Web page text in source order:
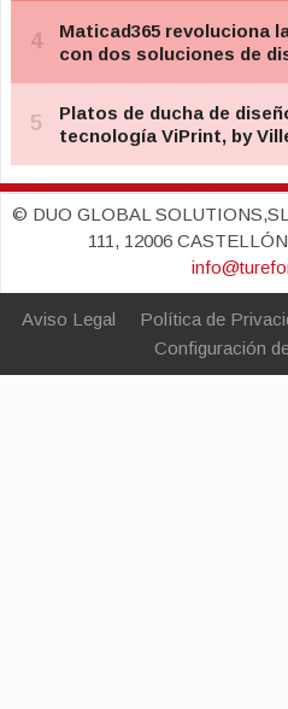
© DUO GLOBAL
111, 12006
Aviso Legal Política de
Configuración